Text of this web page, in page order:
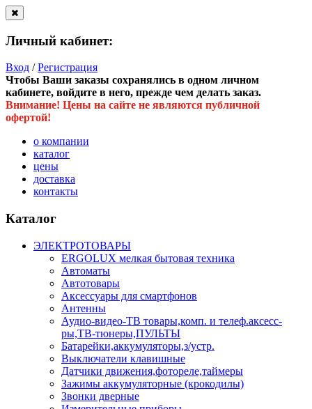
Личный кабинет:
Вход /Регистрация
Чтобы Ваши заказы сохранялись в одном личном
кабинете, войдите в него, прежде чем делать заказ.
Внимание! Цены на сайте не являются публичной
офертой!
о компании
каталог
цены
доставка
контакты
Каталог
ЭЛЕКТРОТОВАРЫ
ERGOLUX мелкая бытовая техника
Автоматы
Автотовары
Аксессуары для смартфонов
Антенны
Аудио-видео-ТВ товары,комп. и телеф.аксесс-
ры,ТВ-тюнеры,ПУЛЬТЫ
Батарейки,аккумуляторы,з/устр.
Выключатели клавишные
Датчики движения,фотореле,таймеры
Зажимы аккумуляторные (крокодилы)
Звонки дверные